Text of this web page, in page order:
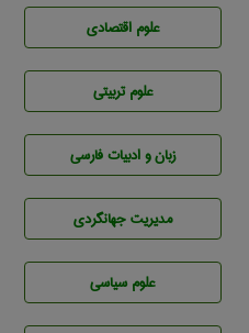
علوم اقتصادی
علوم تربيتی
زبان و ادبيات فارسی
مديريت جهانگردی
علوم سياسی